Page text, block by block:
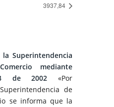
3937,84
Superintendencia
mediante
de 2002 «Por
de
se informa que la